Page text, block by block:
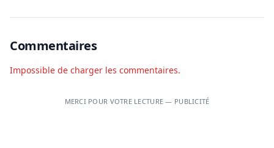
Commentaires
Impossible de charger les commentaires.
MERCI POUR VOTRE LECTURE — PUBLICITÉ